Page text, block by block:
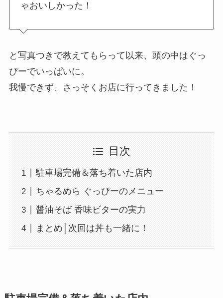
ゃおいしかった！
と写真つきで教えてもらって以来、頭の中はぐっ
ぴーでいっぱいに。
我慢できず、さっそくお店に行ってきました！
目次
駐車場完備＆落ち着いた店内
ちゃるめら ぐっぴーのメニュー
醤油そば 香味ビターの実力
まとめ│次回は丼も一緒に！